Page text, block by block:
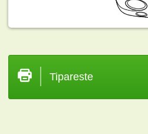
Tipareste